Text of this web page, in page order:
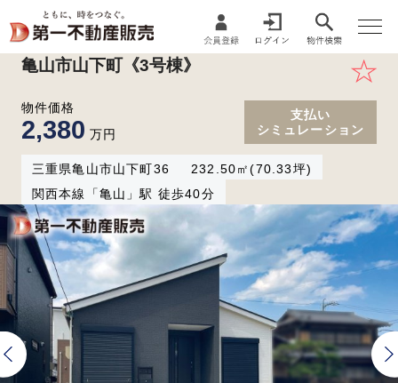
亀山市山下町《3号棟》
物件価格
2,380 万円
支払い
シミュレーション
三重県亀山市山下町36
232.50㎡(70.33坪)
関西本線「亀山」駅 徒歩40分